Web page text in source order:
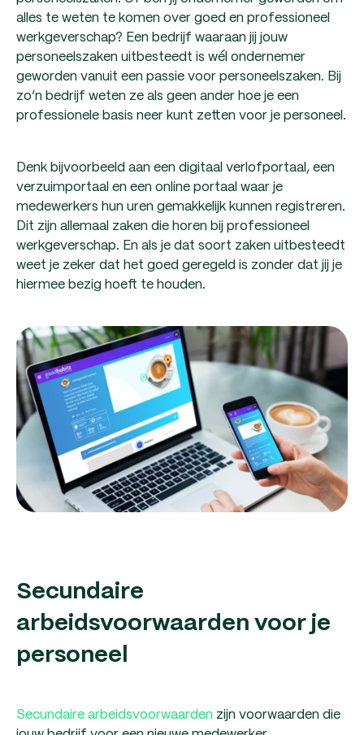
alles te weten te komen over goed en professioneel
werkgeverschap? Een bedrijf waaraan jij jouw
personeelszaken uitbesteedt is wél ondernemer
geworden vanuit een passie voor personeelszaken. Bij
zo’n bedrijf weten ze als geen ander hoe je een
professionele basis neer kunt zetten voor je personeel.
Denk bijvoorbeeld aan een digitaal verlofportaal, een
verzuimportaal en een online portaal waar je
medewerkers hun uren gemakkelijk kunnen registreren.
Dit zijn allemaal zaken die horen bij professioneel
werkgeverschap. En als je dat soort zaken uitbesteedt
weet je zeker dat het goed geregeld is zonder dat jij je
hiermee bezig hoeft te houden.
Secundaire
arbeidsvoorwaarden voor je
personeel
Secundaire arbeidsvoorwaarden zijn voorwaarden die